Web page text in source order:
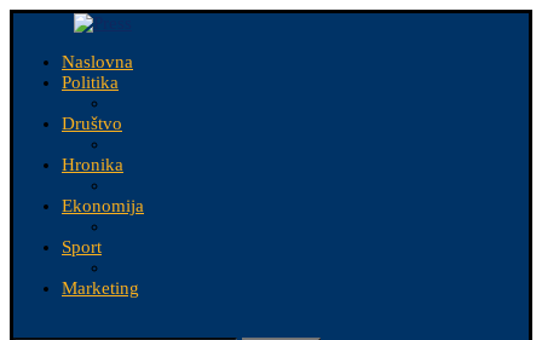
Naslovna
Politika
Društvo
Hronika
Ekonomija
Sport
Marketing